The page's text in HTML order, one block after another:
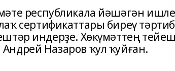
республикала йәшәгән
сертификаттары биреү
индерҙе. Хөкүмәттең
Назаров ҡул ҡуйған.